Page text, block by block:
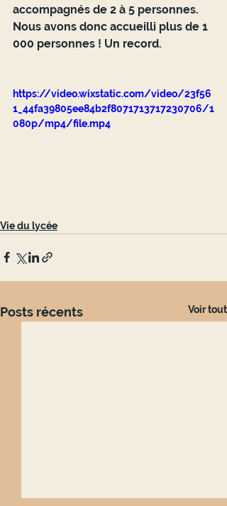
accompagnés de 2 à 5 personnes.
Nous avons donc accueilli plus de 1
000 personnes ! Un record.
https://video.wixstatic.com/video/23f56
1_44fa39805ee84b2f8071713717230706/1
080p/mp4/file.mp4
Vie du lycée
Posts récents Voir tout